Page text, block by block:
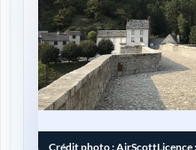
Crédit photo :AirScottLicence :